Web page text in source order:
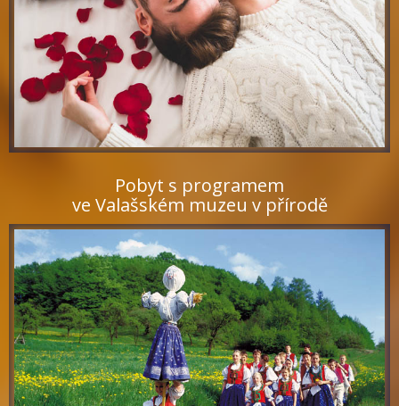
Pobyt s programem
ve Valašském muzeu v přírodě